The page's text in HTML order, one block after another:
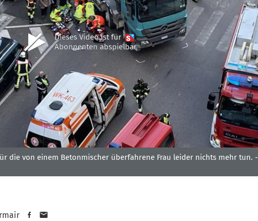
Dieses Video ist für
Abonnenten abspielbar
die von einem Betonmischer überfahrene Frau leider nichts mehr tun. -